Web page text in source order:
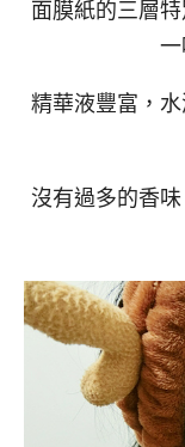
面膜紙的三層
一
精華液豐富，
沒有過多的香